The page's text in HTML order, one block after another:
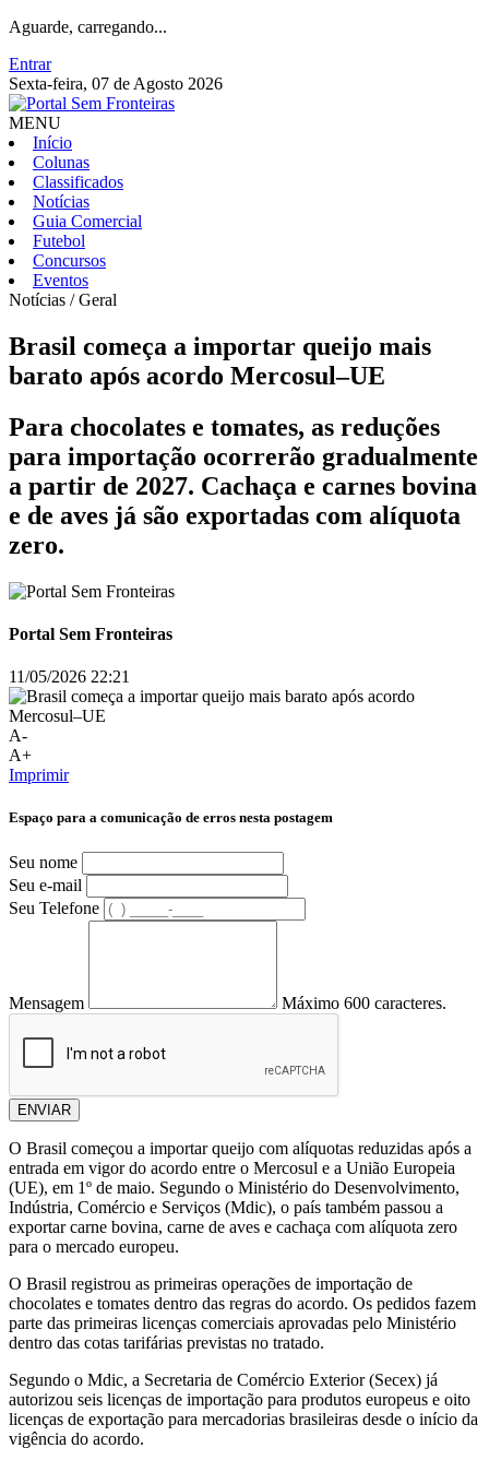
Aguarde, carregando...
Entrar
Sexta-feira, 07 de Agosto 2026
MENU
Início
Colunas
Classificados
Notícias
Guia Comercial
Futebol
Concursos
Eventos
Notícias / Geral
Brasil começa a importar queijo mais
barato após acordo Mercosul–UE
Para chocolates e tomates, as reduções
para importação ocorrerão gradualmente
a partir de 2027. Cachaça e carnes bovina
e de aves já são exportadas com alíquota
zero.
Portal Sem Fronteiras
11/05/2026 22:21
A-
A+
Imprimir
Espaço para a comunicação de erros nesta postagem
Seu nome
Seu e-mail
Seu Telefone
Mensagem Máximo 600 caracteres.
ENVIAR
O Brasil começou a importar queijo com alíquotas reduzidas após a
entrada em vigor do acordo entre o Mercosul e a União Europeia
(UE), em 1º de maio. Segundo o Ministério do Desenvolvimento,
Indústria, Comércio e Serviços (Mdic), o país também passou a
exportar carne bovina, carne de aves e cachaça com alíquota zero
para o mercado europeu.
O Brasil registrou as primeiras operações de importação de
chocolates e tomates dentro das regras do acordo. Os pedidos fazem
parte das primeiras licenças comerciais aprovadas pelo Ministério
dentro das cotas tarifárias previstas no tratado.
Segundo o Mdic, a Secretaria de Comércio Exterior (Secex) já
autorizou seis licenças de importação para produtos europeus e oito
licenças de exportação para mercadorias brasileiras desde o início da
vigência do acordo.